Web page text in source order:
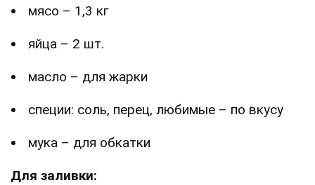
мясо – 1,3 кг
яйца – 2 шт.
масло – для жарки
специи: соль, перец, любимые – по вкусу
мука – для обкатки
Для заливки: